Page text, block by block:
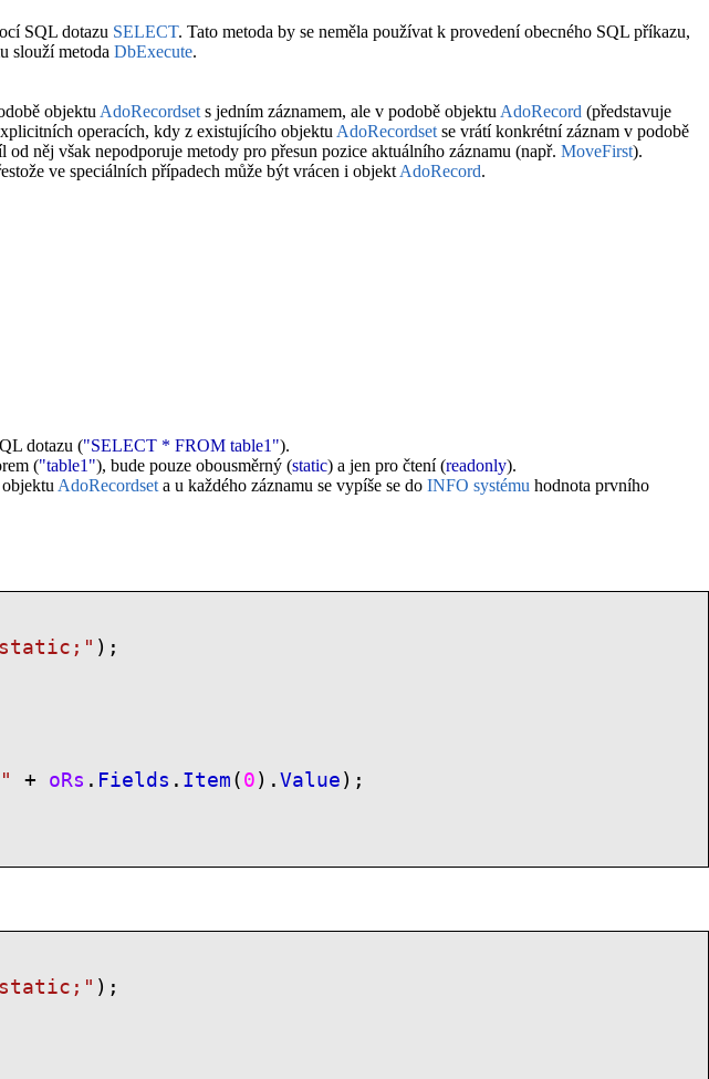
SQL dotazu SELECT. Tato metoda by se neměla používat k provedení obecného SQL příkazu,
slouží metoda DbExecute.
objektu AdoRecordset s jedním záznamem, ale v podobě objektu AdoRecord (představuje
operacích, kdy z existujícího objektu AdoRecordset se vrátí konkrétní záznam v podobě
od něj však nepodporuje metody pro přesun pozice aktuálního záznamu (např. MoveFirst).
ve speciálních případech může být vrácen i objekt AdoRecord.
dotazu ("SELECT * FROM table1").
("table1"), bude pouze obousměrný (static) a jen pro čtení (readonly).
AdoRecordset a u každého záznamu se vypíše se do INFO systému hodnota prvního
);
+ oRs . Fields . Item ( 0 ).Value );
);